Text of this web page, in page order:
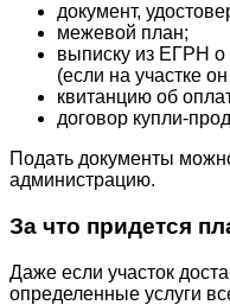
документ,
межевой план;
выписку из ЕГРН о
(если на участке он
квитанцию об
договор купли-
Подать документы
администрацию.
За что придется
Даже если участок
определенные услуги